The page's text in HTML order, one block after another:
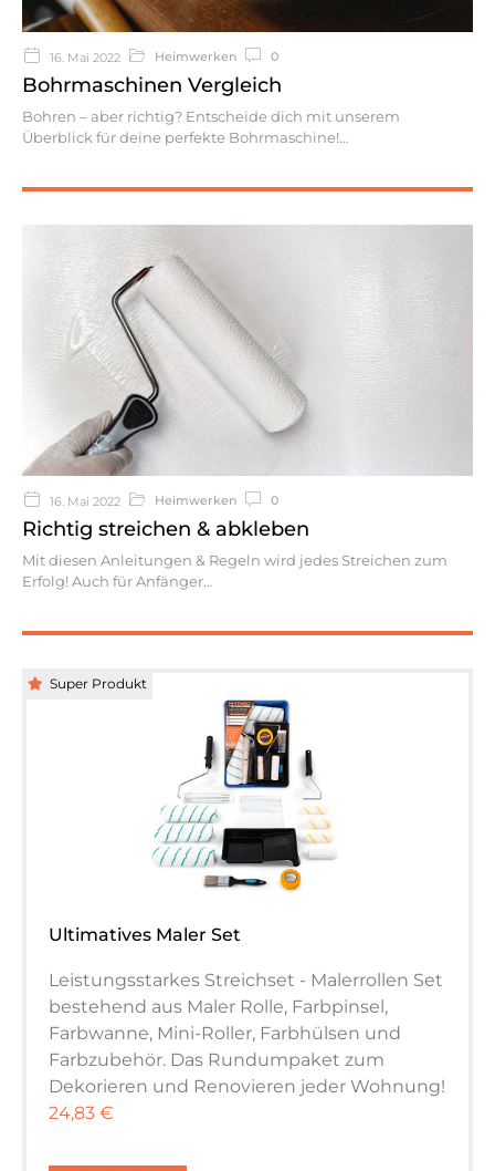
16. Mai 2022 Heimwerken 0
Bohrmaschinen Vergleich
Bohren – aber richtig? Entscheide dich mit unserem
Überblick für deine perfekte Bohrmaschine!
16. Mai 2022 Heimwerken 0
Richtig streichen & abkleben
Mit diesen Anleitungen & Regeln wird jedes Streichen zum
Erfolg! Auch für Anfänger
Ultimatives Maler Set
Leistungsstarkes Streichset - Malerrollen Set
bestehend aus Maler Rolle, Farbpinsel,
Farbwanne, Mini-Roller, Farbhülsen und
Farbzubehör. Das Rundumpaket zum
Dekorieren und Renovieren jeder Wohnung!
24,83 €
Super Produkt